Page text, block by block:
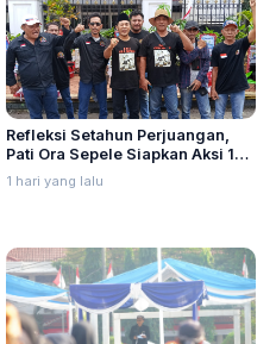
Refleksi Setahun Perjuangan,
Pati Ora Sepele Siapkan Aksi 10–
13 Agustus
1 hari yang lalu